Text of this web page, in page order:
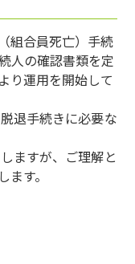
組合員死亡）手続
人の確認書類を定
り運用を開始して
退手続きに必要な
ますが、ご理解と
す。